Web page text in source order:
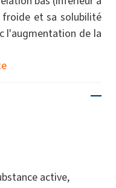
froide et sa solubilité
l'augmentation de la
active,